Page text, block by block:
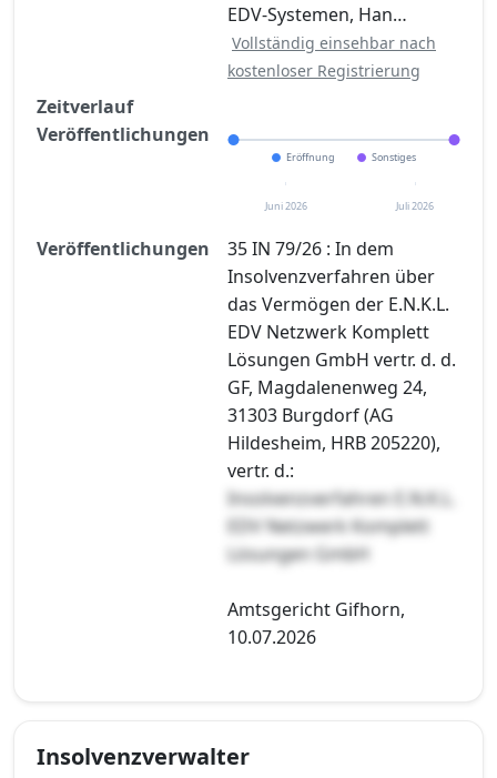
EDV-Systemen, Han…
Vollständig einsehbar nach
kostenloser Registrierung
Zeitverlauf
Veröffentlichungen
Eröffnung Sonstiges
Juni 2026 Juli 2026
Veröffentlichungen
35 IN 79/26 : In dem
Insolvenzverfahren über
das Vermögen der E.N.K.L.
EDV Netzwerk Komplett
Lösungen GmbH vertr. d. d.
GF, Magdalenenweg 24,
31303 Burgdorf (AG
Hildesheim, HRB 205220),
vertr. d.:
Insolvenzverfahren E.N.K.L.
EDV Netzwerk Komplett
Lösungen GmbH
Amtsgericht Gifhorn,
10.07.2026
Insolvenzverwalter